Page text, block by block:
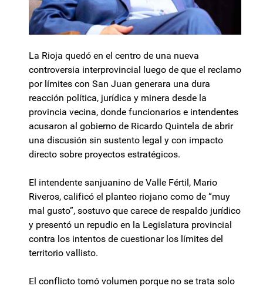
La Rioja quedó en el centro de una nueva
controversia interprovincial luego de que el reclamo
por límites con San Juan generara una dura
reacción política, jurídica y minera desde la
provincia vecina, donde funcionarios e intendentes
acusaron al gobierno de Ricardo Quintela de abrir
una discusión sin sustento legal y con impacto
directo sobre proyectos estratégicos.
El intendente sanjuanino de Valle Fértil, Mario
Riveros, calificó el planteo riojano como de “muy
mal gusto”, sostuvo que carece de respaldo jurídico
y presentó un repudio en la Legislatura provincial
contra los intentos de cuestionar los límites del
territorio vallisto.
El conflicto tomó volumen porque no se trata solo